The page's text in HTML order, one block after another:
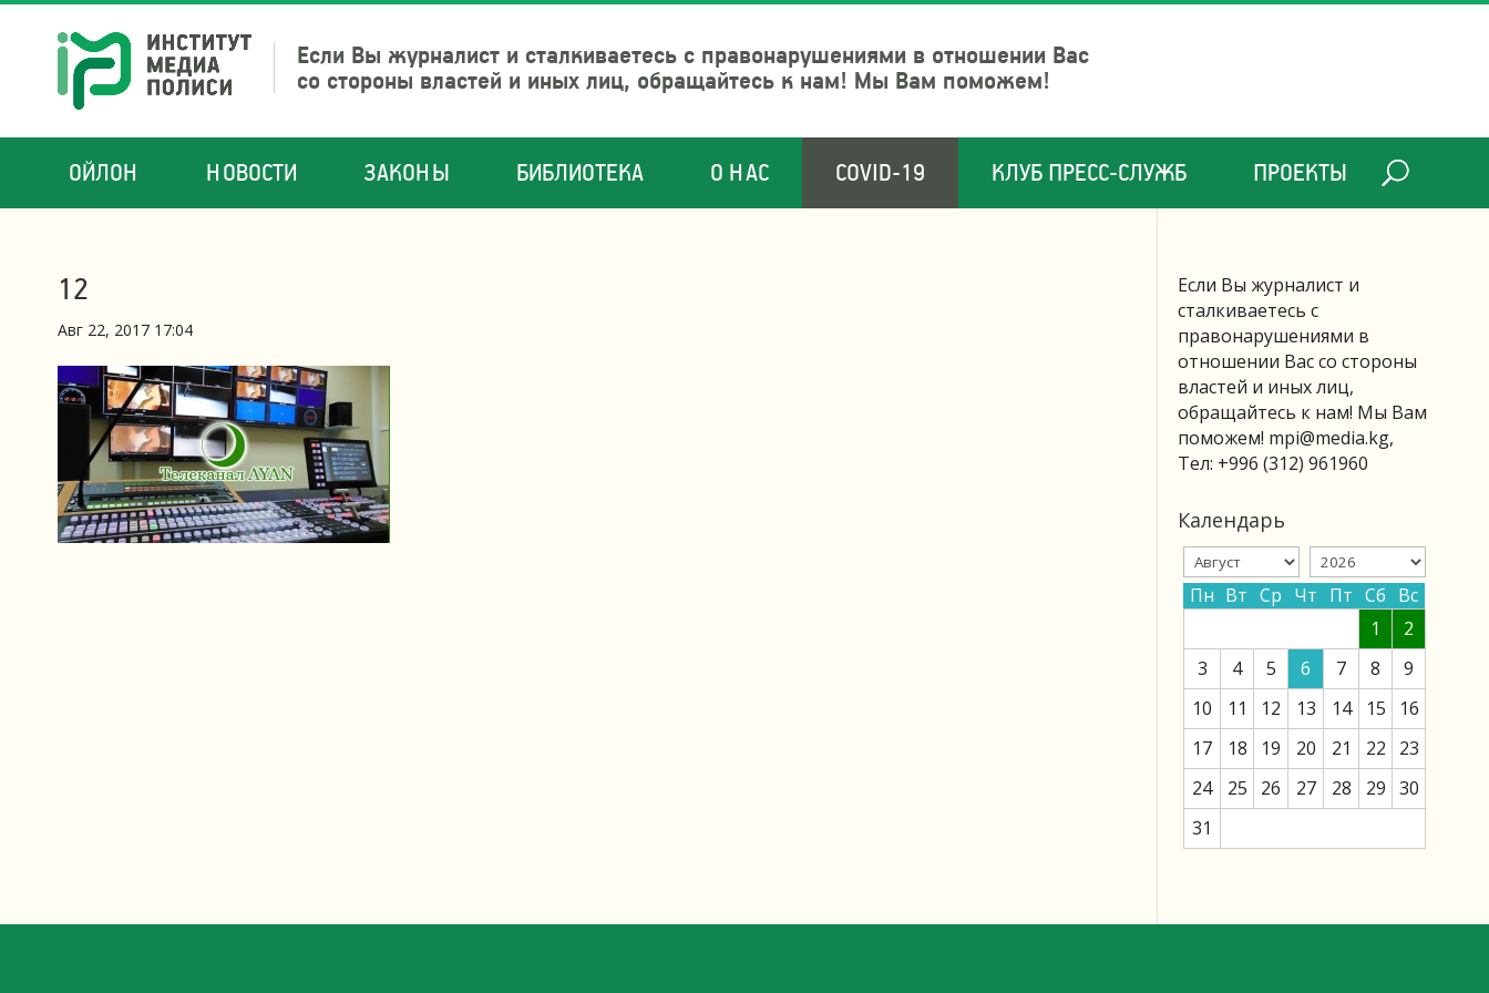
Если Вы журналист и сталкиваетесь с правонарушениями в отношении Вас
со стороны властей и иных лиц, обращайтесь к нам! Мы Вам поможем!
ОЙЛОН НОВОСТИ ЗАКОНЫ БИБЛИОТЕКА О НАС COVID-19 КЛУБ ПРЕСС-СЛУЖБ ПРОЕКТЫ
12
Авг 22, 2017 17:04
Если Вы журналист и
сталкиваетесь с
правонарушениями в
отношении Вас со стороны
властей и иных лиц,
обращайтесь к нам! Мы Вам
поможем! mpi@media.kg,
Тел: +996 (312) 961960
Календарь
Пн Вт Ср Чт Пт Сб Вс
1
2
3
4 5 6 7 8
9
10
11 12 13 14 15
16
17
18 19 20 21 22
23
24
25 26 27 28 29 30
31